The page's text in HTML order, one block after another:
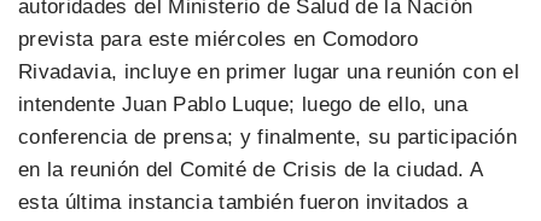
autoridades del Ministerio de Salud de la Nación
prevista para este miércoles en Comodoro
Rivadavia, incluye en primer lugar una reunión con el
intendente Juan Pablo Luque; luego de ello, una
conferencia de prensa; y finalmente, su participación
en la reunión del Comité de Crisis de la ciudad. A
esta última instancia también fueron invitados a